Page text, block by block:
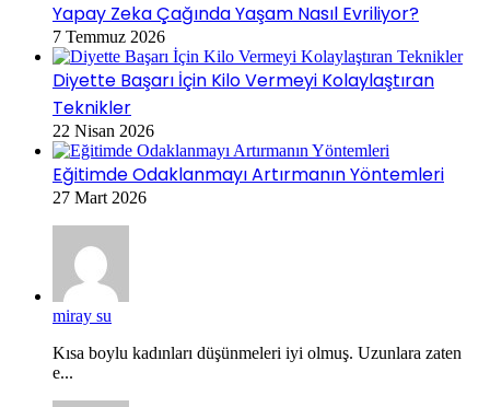
Yapay Zeka Çağında Yaşam Nasıl Evriliyor?
7 Temmuz 2026
Diyette Başarı İçin Kilo Vermeyi Kolaylaştıran
Teknikler
22 Nisan 2026
Eğitimde Odaklanmayı Artırmanın Yöntemleri
27 Mart 2026
miray su
Kısa boylu kadınları düşünmeleri iyi olmuş. Uzunlara zaten
e...